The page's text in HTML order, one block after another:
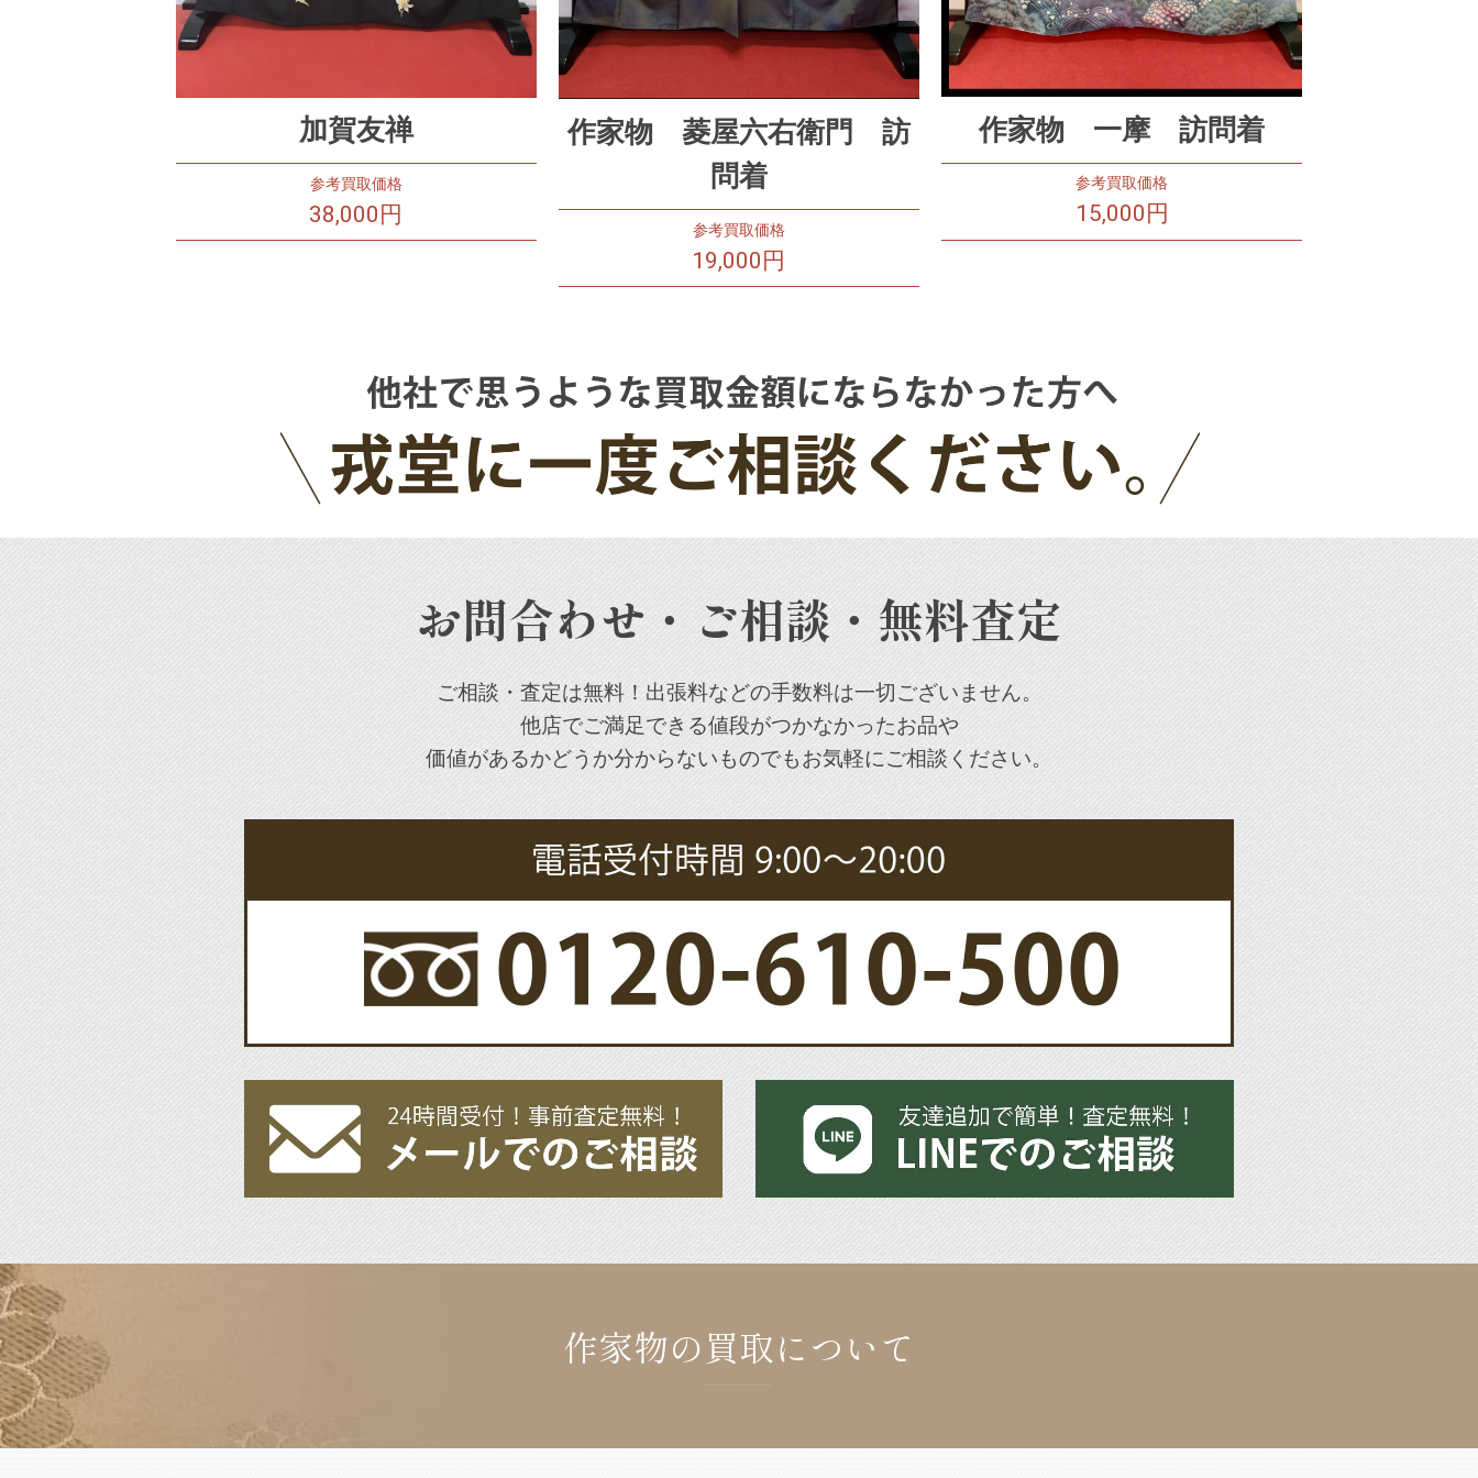
加賀友禅
参考買取価格
38,000円
作家物 菱屋六右衛門 訪
問着
参考買取価格
19,000円
作家物 一摩 訪問着
参考買取価格
15,000円
お問合わせ・ご相談・無料査定
ご相談・査定は無料！出張料などの手数料は一切ございません。
他店でご満足できる値段がつかなかったお品や
価値があるかどうか分からないものでもお気軽にご相談ください。
作家物の買取について